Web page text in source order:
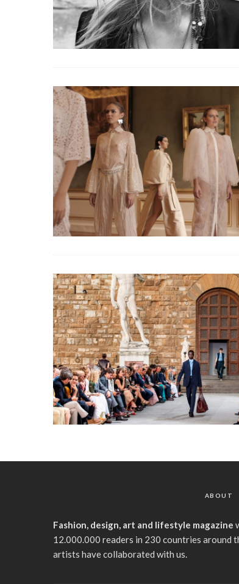
ABOUT
Fashion, design, art and lifestyle magazine
12.000.000 readers in 230 countries around
artists have collaborated with us.